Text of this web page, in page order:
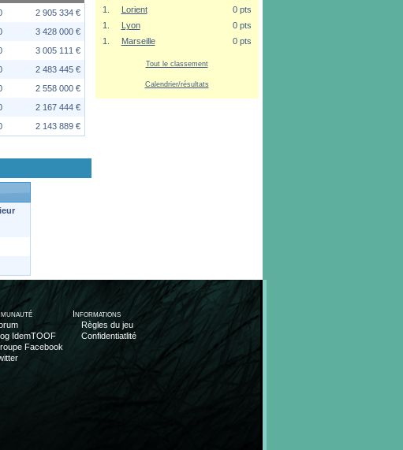
2 905 334 €
3 428 000 €
3 005 111 €
2 483 445 €
2 558 000 €
2 167 444 €
2 143 889 €
1.
Lorient
0 pts
1.
Lyon
0 pts
1.
Marseille 0 pts
Tout le classement
Calendrier/résultats
IdemTOOF
Facebook
Informations
Règles du jeu
Confidentiatlité